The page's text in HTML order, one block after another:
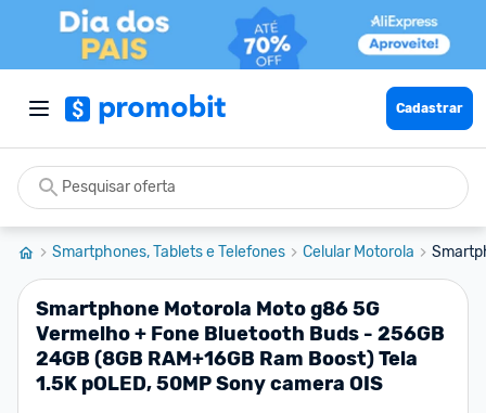
Cadastrar
Smartphones, Tablets e Telefones Celular Motorola
Smartphone Motorola Moto g86 5G
Vermelho + Fone Bluetooth Buds - 256GB
24GB (8GB RAM+16GB Ram Boost) Tela
1.5K pOLED, 50MP Sony camera OIS